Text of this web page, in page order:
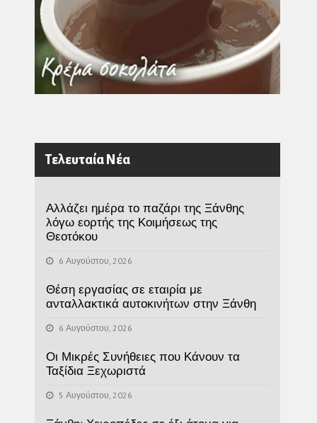
Τελευταία Νέα
Αλλάζει ημέρα το παζάρι της Ξάνθης
λόγω εορτής της Κοιμήσεως της
Θεοτόκου
6 Αυγούστου, 2026
Θέση εργασίας σε εταιρία με
ανταλλακτικά αυτοκινήτων στην Ξάνθη
6 Αυγούστου, 2026
Οι Μικρές Συνήθειες που Κάνουν τα
Ταξίδια Ξεχωριστά
5 Αυγούστου, 2026